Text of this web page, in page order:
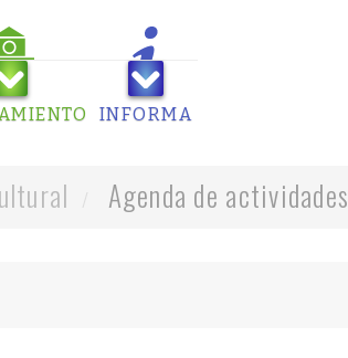
INFORMA
Agenda de actividades